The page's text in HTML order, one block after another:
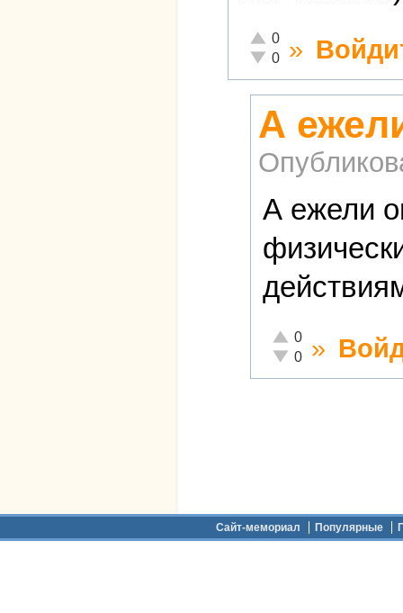
Отлично!
0
Неадекватно!
0 »
А
А ежели
Отлично!
0
Неадекватно!
0 »
Сайт-мемориал Популярные